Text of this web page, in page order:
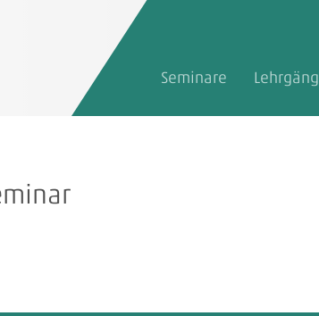
Seminare